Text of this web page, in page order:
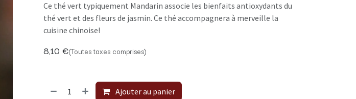
Ce thé vert typiquement Mandarin associe les bienfaits antioxydants du
thé vert et des fleurs de jasmin. Ce thé accompagnera à merveille la
cuisine chinoise!
8,10 €(Toutes taxes comprises)
Ajouter au panier